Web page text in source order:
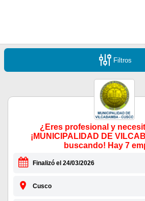
Filtros
¿Eres profesional y
¡MUNICIPALIDAD DE
buscando! Hay 7
Finalizó el 24/03/2026
Cusco